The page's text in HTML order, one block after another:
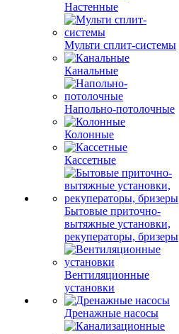
Настенные
Мульти сплит-системы
Канальные
Напольно-потолочные
Колонные
Кассетные
Бытовые приточно-
вытяжные установки,
рекуператоры, бризеры
Вентиляционные
установки
Дренажные насосы